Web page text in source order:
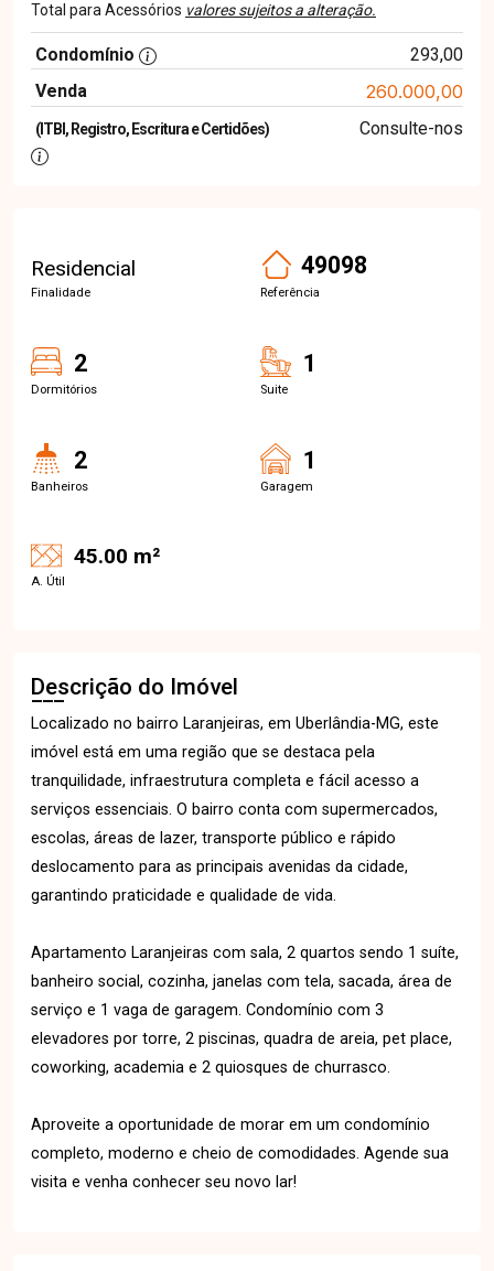
Total para Acessórios valores sujeitos a alteração.
Condomínio
293,00
Venda
260.000,00
(ITBI, Registro, Escritura e Certidões) Consulte-nos
Residencial
Finalidade
49098
Referência
2
Dormitórios
1
Suite
2
Banheiros
1
Garagem
45.00 m²
A. Útil
Descrição do Imóvel
Localizado no bairro Laranjeiras, em Uberlândia-MG, este
imóvel está em uma região que se destaca pela
tranquilidade, infraestrutura completa e fácil acesso a
serviços essenciais. O bairro conta com supermercados,
escolas, áreas de lazer, transporte público e rápido
deslocamento para as principais avenidas da cidade,
garantindo praticidade e qualidade de vida.
Apartamento Laranjeiras com sala, 2 quartos sendo 1 suíte,
banheiro social, cozinha, janelas com tela, sacada, área de
serviço e 1 vaga de garagem. Condomínio com 3
elevadores por torre, 2 piscinas, quadra de areia, pet place,
coworking, academia e 2 quiosques de churrasco.
Aproveite a oportunidade de morar em um condomínio
completo, moderno e cheio de comodidades. Agende sua
visita e venha conhecer seu novo lar!